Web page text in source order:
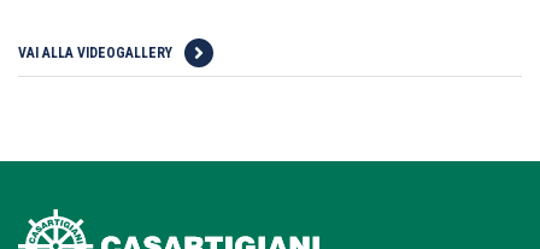
VAI ALLA VIDEOGALLERY